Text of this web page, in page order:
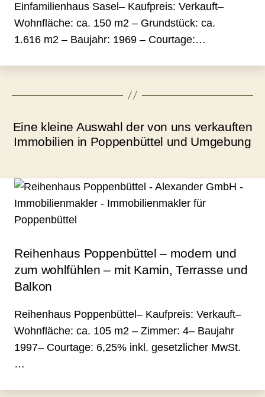
Einfamilienhaus Sasel– Kaufpreis: Verkauft–
Wohnfläche: ca. 150 m2 – Grundstück: ca.
1.616 m2 – Baujahr: 1969 – Courtage:…
Eine kleine Auswahl der von uns verkauften
Immobilien in Poppenbüttel und Umgebung
Reihenhaus Poppenbüttel – modern und
zum wohlfühlen – mit Kamin, Terrasse und
Balkon
Reihenhaus Poppenbüttel– Kaufpreis: Verkauft–
Wohnfläche: ca. 105 m2 – Zimmer: 4– Baujahr
1997– Courtage: 6,25% inkl. gesetzlicher MwSt.
…